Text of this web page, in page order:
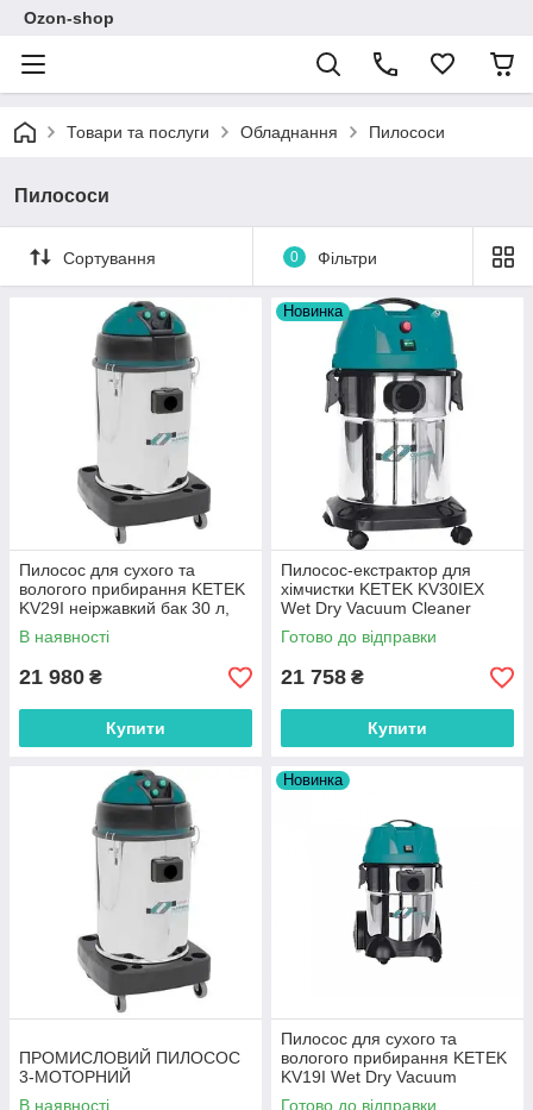
Ozon-shop
Товари та послуги Обладнання Пилососи
Пилососи
Сортування 0 Фільтри
Пилосос для сухого та
вологого прибирання KETEK
KV29I неіржавкий бак 30 л,
2х-турбінний
В наявності
21 980 ₴
Купити
Новинка
Пилосос-екстрактор для
хімчистки KETEK KV30IEX
Wet Dry Vacuum Cleaner
Готово до відправки
21 758 ₴
Купити
ПРОМИСЛОВИЙ ПИЛОСОС
3-МОТОРНИЙ
В наявності
Новинка
Пилосос для сухого та
вологого прибирання KETEK
KV19I Wet Dry Vacuum
Cleaner
Готово до відправки